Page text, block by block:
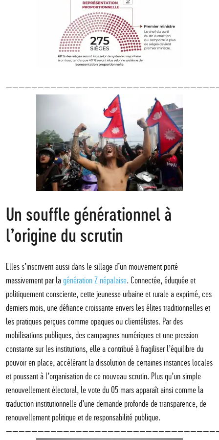
Un souffle générationnel à
l’origine du scrutin
Elles s’inscrivent aussi dans le sillage d’un mouvement porté
massivement par la génération Z népalaise. Connectée, éduquée et
politiquement consciente, cette jeunesse urbaine et rurale a exprimé, ces
derniers mois, une défiance croissante envers les élites traditionnelles et
les pratiques perçues comme opaques ou clientélistes. Par des
mobilisations publiques, des campagnes numériques et une pression
constante sur les institutions, elle a contribué à fragiliser l’équilibre du
pouvoir en place, accélérant la dissolution de certaines instances locales
et poussant à l’organisation de ce nouveau scrutin. Plus qu’un simple
renouvellement électoral, le vote du 05 mars apparaît ainsi comme la
traduction institutionnelle d’une demande profonde de transparence, de
renouvellement politique et de responsabilité publique.